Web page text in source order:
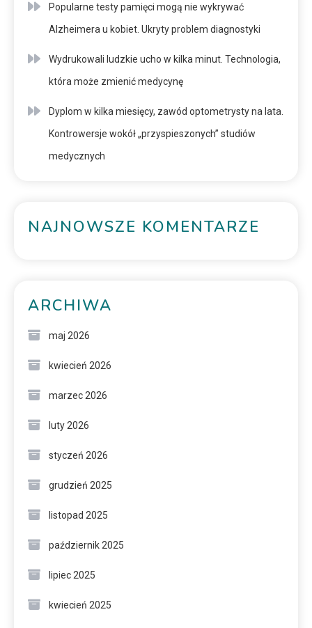
Popularne testy pamięci mogą nie wykrywać
Alzheimera u kobiet. Ukryty problem diagnostyki
Wydrukowali ludzkie ucho w kilka minut. Technologia,
która może zmienić medycynę
Dyplom w kilka miesięcy, zawód optometrysty na lata.
Kontrowersje wokół „przyspieszonych” studiów
medycznych
NAJNOWSZE KOMENTARZE
ARCHIWA
maj 2026
kwiecień 2026
marzec 2026
luty 2026
styczeń 2026
grudzień 2025
listopad 2025
październik 2025
lipiec 2025
kwiecień 2025